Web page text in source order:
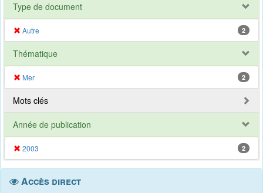
Type de document
Autre 2
Thématique
Mer 2
Mots clés
Année de publication
2003 2
Accès direct